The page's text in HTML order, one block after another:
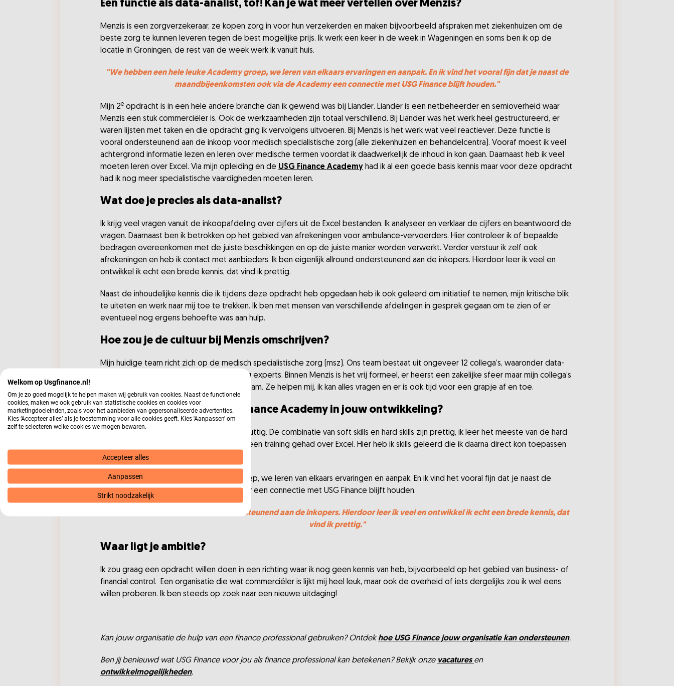
Een functie als data-analist, tof! Kan je wat meer vertellen over Menzis?
Menzis is een zorgverzekeraar, ze kopen zorg in voor hun verzekerden en maken bijvoorbeeld afspraken met ziekenhuizen om de
beste zorg te kunnen leveren tegen de best mogelijke prijs. Ik werk een keer in de week in Wageningen en soms ben ik op de
locatie in Groningen, de rest van de week werk ik vanuit huis.
"We hebben een hele leuke Academy groep, we leren van elkaars ervaringen en aanpak. En ik vind het vooral fijn dat je naast de
maandbijeenkomsten ook via de Academy een connectie met USG Finance blijft houden."
Mijn 2e opdracht is in een hele andere branche dan ik gewend was bij Liander. Liander is een netbeheerder en semioverheid waar
Menzis een stuk commerciëler is. Ook de werkzaamheden zijn totaal verschillend. Bij Liander was het werk heel gestructureerd, er
waren lijsten met taken en die opdracht ging ik vervolgens uitvoeren. Bij Menzis is het werk wat veel reactiever. Deze functie is
vooral ondersteunend aan de inkoop voor medisch specialistische zorg (alle ziekenhuizen en behandelcentra). Vooraf moest ik veel
achtergrond informatie lezen en leren over medische termen voordat ik daadwerkelijk de inhoud in kon gaan. Daarnaast heb ik veel
moeten leren over Excel. Via mijn opleiding en de USG Finance Academy had ik al een goede basis kennis maar voor deze opdracht
had ik nog meer specialistische vaardigheden moeten leren.
Wat doe je precies als data-analist?
Ik krijg veel vragen vanuit de inkoopafdeling over cijfers uit de Excel bestanden. Ik analyseer en verklaar de cijfers en beantwoord de
vragen. Daarnaast ben ik betrokken op het gebied van afrekeningen voor ambulance-vervoerders. Hier controleer ik of bepaalde
bedragen overeenkomen met de juiste beschikkingen en op de juiste manier worden verwerkt. Verder verstuur ik zelf ook
afrekeningen en heb ik contact met aanbieders. Ik ben eigenlijk allround ondersteunend aan de inkopers. Hierdoor leer ik veel en
ontwikkel ik echt een brede kennis, dat vind ik prettig.
Naast de inhoudelijke kennis die ik tijdens deze opdracht heb opgedaan heb ik ook geleerd om initiatief te nemen, mijn kritische blik
te uiteten en werk naar mij toe te trekken. Ik ben met mensen van verschillende afdelingen in gesprek gegaan om te zien of er
eventueel nog ergens behoefte was aan hulp.
Hoe zou je de cultuur bij Menzis omschrijven?
Mijn huidige team richt zich op de medisch specialistische zorg (msz). Ons team bestaat uit ongeveer 12 collega’s, waaronder data-
analisten, financiële experts maar ook zorg experts. Binnen Menzis is het vrij formeel, er heerst een zakelijke sfeer maar mijn collega’s
zijn gelukkig heel toegankelijk en behulpzaam. Ze helpen mij, ik kan alles vragen en er is ook tijd voor een grapje af en toe.
Wat voor rol speelt de USG Finance Academy in jouw ontwikkeling?
Ik vind de trainingen in de Academy heel nuttig. De combinatie van soft skills en hard skills zijn prettig, ik leer het meeste van de hard
skills trainingen. Ik heb laatst bijvoorbeeld een training gehad over Excel. Hier heb ik skills geleerd die ik daarna direct kon toepassen
op mijn opdracht bij Menzis.
We hebben een hele leuke Academy groep, we leren van elkaars ervaringen en aanpak. En ik vind het vooral fijn dat je naast de
maandbijeenkomsten ook via de Academy een connectie met USG Finance blijft houden.
"Als data-analist ben ik allround ondersteunend aan de inkopers. Hierdoor leer ik veel en ontwikkel ik echt een brede kennis, dat
vind ik prettig."
Waar ligt je ambitie?
Ik zou graag een opdracht willen doen in een richting waar ik nog geen kennis van heb, bijvoorbeeld op het gebied van business- of
financial control. Een organisatie die wat commerciëler is lijkt mij heel leuk, maar ook de overheid of iets dergelijks zou ik wel eens
willen proberen. Ik ben steeds op zoek naar een nieuwe uitdaging!
Kan jouw organisatie de hulp van een finance professional gebruiken? Ontdek hoe USG Finance jouw organisatie kan ondersteunen.
Ben jij benieuwd wat USG Finance voor jou als finance professional kan betekenen? Bekijk onze vacatures en
ontwikkelmogelijkheden.
Welkom op Usgfinance.nl!
Om je zo goed mogelijk te helpen maken wij gebruik van cookies. Naast de functionele
cookies, maken we ook gebruik van statistische cookies en cookies voor
marketingdoeleinden, zoals voor het aanbieden van gepersonaliseerde advertenties.
Kies ‘Accepteer alles’ als je toestemming voor alle cookies geeft. Kies 'Aanpassen' om
zelf te selecteren welke cookies we mogen bewaren.
Accepteer alles
Aanpassen
Strikt noodzakelijk